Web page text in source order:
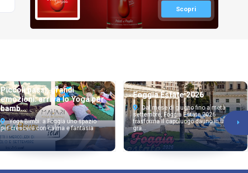
Scopri
Piccoli passi, grandi
emozioni: arriva lo Yoga per
bamb...
Yoga Bimbi: a Foggia uno spazio
per crescere con calma e fantasia
Foggia Estate 2026
Dal mese di giugno fino a metà
settembre, Foggia Estate 2026
trasforma il capoluogo dauno in un
gra...